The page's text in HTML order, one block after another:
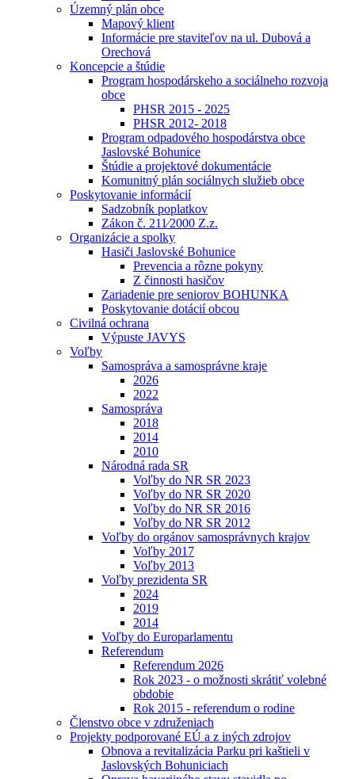
Územný plán obce
Mapový klient
Informácie pre staviteľov na ul. Dubová a
Orechová
Koncepcie a štúdie
Program hospodárskeho a sociálneho rozvoja
obce
PHSR 2015 - 2025
PHSR 2012- 2018
Program odpadového hospodárstva obce
Jaslovské Bohunice
Štúdie a projektové dokumentácie
Komunitný plán sociálnych služieb obce
Poskytovanie informácií
Sadzobník poplatkov
Zákon č. 211⁄2000 Z.z.
Organizácie a spolky
Hasiči Jaslovské Bohunice
Prevencia a rôzne pokyny
Z činnosti hasičov
Zariadenie pre seniorov BOHUNKA
Poskytovanie dotácií obcou
Civilná ochrana
Výpuste JAVYS
Voľby
Samospráva a samosprávne kraje
2026
2022
Samospráva
2018
2014
2010
Národná rada SR
Voľby do NR SR 2023
Voľby do NR SR 2020
Voľby do NR SR 2016
Voľby do NR SR 2012
Voľby do orgánov samosprávnych krajov
Voľby 2017
Voľby 2013
Voľby prezidenta SR
2024
2019
2014
Voľby do Europarlamentu
Referendum
Referendum 2026
Rok 2023 - o možnosti skrátiť volebné
obdobie
Rok 2015 - referendum o rodine
Členstvo obce v združeniach
Projekty podporované EÚ a z iných zdrojov
Obnova a revitalizácia Parku pri kaštieli v
Jaslovských Bohuniciach